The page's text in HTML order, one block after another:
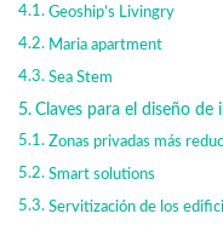
Geoship’s Livingry
Maria apartment
Sea Stem
Claves para el diseño de
Zonas privadas más
Smart solutions
Servitización de los